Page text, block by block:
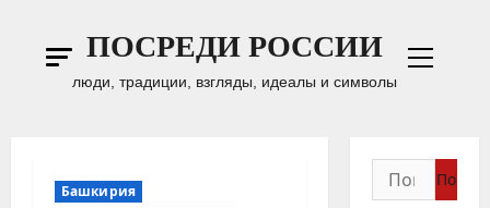
содержимому
ПОСРЕДИ РОССИИ
люди, традиции, взгляды, идеалы и символы
Башкирия
Найти: